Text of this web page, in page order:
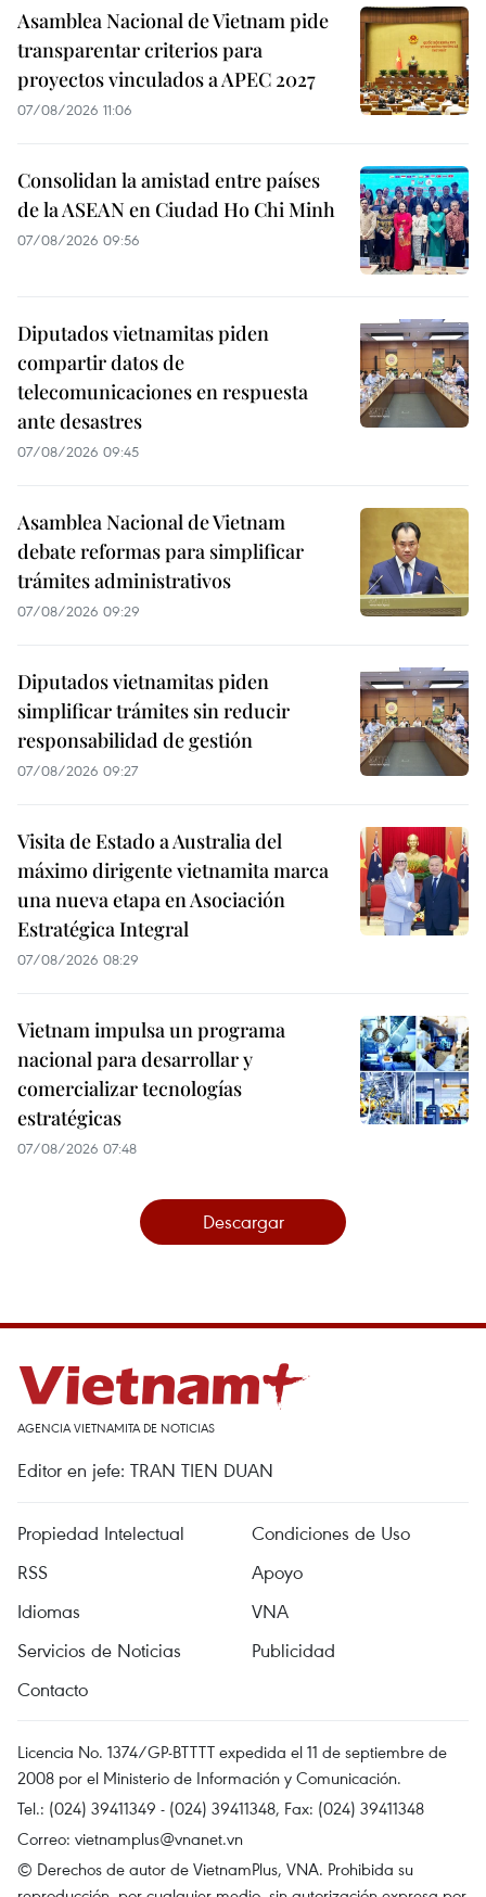
Asamblea Nacional de Vietnam pide
transparentar criterios para
proyectos vinculados a APEC 2027
07/08/2026 11:06
Consolidan la amistad entre países
de la ASEAN en Ciudad Ho Chi Minh
07/08/2026 09:56
Diputados vietnamitas piden
compartir datos de
telecomunicaciones en respuesta
ante desastres
07/08/2026 09:45
Asamblea Nacional de Vietnam
debate reformas para simplificar
trámites administrativos
07/08/2026 09:29
Diputados vietnamitas piden
simplificar trámites sin reducir
responsabilidad de gestión
07/08/2026 09:27
Visita de Estado a Australia del
máximo dirigente vietnamita marca
una nueva etapa en Asociación
Estratégica Integral
07/08/2026 08:29
Vietnam impulsa un programa
nacional para desarrollar y
comercializar tecnologías
estratégicas
07/08/2026 07:48
Descargar
AGENCIA VIETNAMITA DE NOTICIAS
Editor en jefe: TRAN TIEN DUAN
Propiedad Intelectual
Condiciones de Uso
RSS
Apoyo
Idiomas
VNA
Servicios de Noticias
Publicidad
Contacto
Licencia No. 1374/GP-BTTTT expedida el 11 de septiembre de
2008 por el Ministerio de Información y Comunicación.
Tel.: (024) 39411349 - (024) 39411348, Fax: (024) 39411348
Correo: vietnamplus@vnanet.vn
© Derechos de autor de VietnamPlus, VNA. Prohibida su